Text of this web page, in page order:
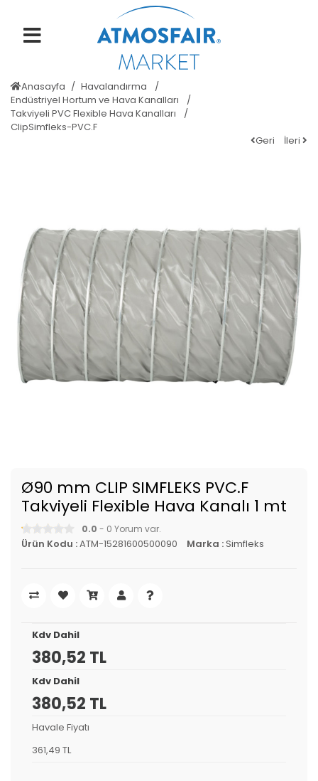
Anasayfa
Havalandırma
Endüstriyel Hortum ve Hava Kanalları
Takviyeli PVC Flexible Hava Kanalları
ClipSimfleks-PVC.F
Geri
İleri
Ø90 mm CLIP SIMFLEKS PVC.F
Takviyeli Flexible Hava Kanalı 1 mt
0.0 - 0 Yorum var.
Ürün Kodu :ATM-15281600500090 Marka :Simfleks
Kdv Dahil
380,52 TL
Kdv Dahil
380,52 TL
Havale Fiyatı
361,49 TL